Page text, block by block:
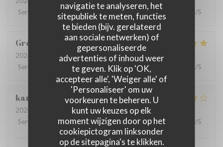
navigatie te analyseren, het
sitepubliek te meten, functies
te bieden (bijv. gerelateerd
aan sociale netwerken) of
gepersonaliseerde
advertenties of inhoud weer
te geven. Klik op 'OK,
accepteer alle', 'Weiger alle' of
'Personaliseer' om uw
voorkeuren te beheren. U
kunt uw keuzes op elk
moment wijzigen door op het
cookiepictogram linksonder
op de sitepagina's te klikken.
Service
Atmosfeer: 5 /5 Keuken /5 Kwaliteit / Prijs /5
Grégory
2026-08-02
- 12:30 - Gasten 2
Service
Atmosfeer:5/5 Keuken: 5 /5 Kwaliteit / Prijs /5
karolien
2026-07-31
- 19:45 - Gasten 4
Service
Atmosfeer: 4/5 Keuken :4/5 Kwaliteit / Prijs /5